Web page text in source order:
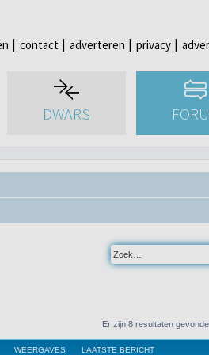
contact adverteren privacy
DWARS
Er zijn 8 resultaten
WEERGAVES LAATSTE BERICHT